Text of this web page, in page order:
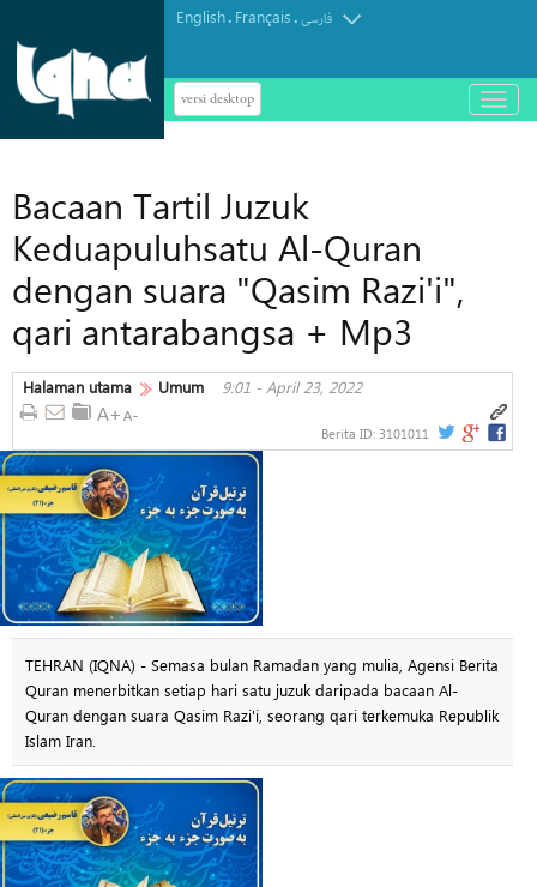
English. Français.فارسی
versi desktop
باز
و
Bacaan Tartil Juzuk
Keduapuluhsatu Al-Quran
dengan suara "Qasim Razi'i",
qari antarabangsa + Mp3
Halaman utama Umum 9:01 - April 23, 2022
Berita ID: 3101011
TEHRAN (IQNA) - Semasa bulan Ramadan yang mulia, Agensi Berita
Quran menerbitkan setiap hari satu juzuk daripada bacaan Al-
Quran dengan suara Qasim Razi'i, seorang qari terkemuka Republik
Islam Iran.